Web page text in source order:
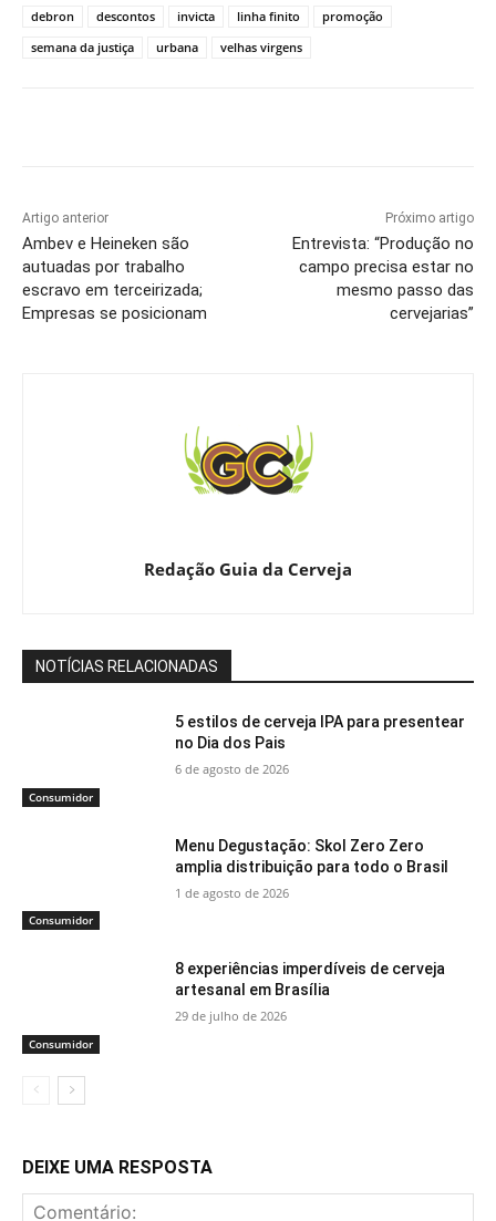
debron descontos invicta linha finito
promoção
semana da justiça
urbana velhas virgens
Artigo anterior
Ambev e Heineken são
autuadas por trabalho
escravo em terceirizada;
Empresas se posicionam
Próximo artigo
Entrevista: “Produção no
campo precisa estar no
mesmo passo das
cervejarias”
Redação Guia da Cerveja
NOTÍCIAS RELACIONADAS
Consumidor
5 estilos de cerveja IPA para presentear
no Dia dos Pais
6 de agosto de 2026
Consumidor
Menu Degustação: Skol Zero Zero
amplia distribuição para todo o Brasil
1 de agosto de 2026
Consumidor
8 experiências imperdíveis de cerveja
artesanal em Brasília
29 de julho de 2026
DEIXE UMA RESPOSTA